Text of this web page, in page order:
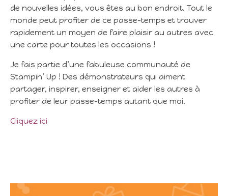
de nouvelles idées, vous êtes au bon endroit. Tout le
monde peut profiter de ce passe-temps et trouver
rapidement un moyen de faire plaisir au autres avec
une carte pour toutes les occasions !
Je fais partie d’une fabuleuse communauté de
Stampin’ Up ! Des démonstrateurs qui aiment
partager, inspirer, enseigner et aider les autres à
profiter de leur passe-temps autant que moi.
Cliquez ici